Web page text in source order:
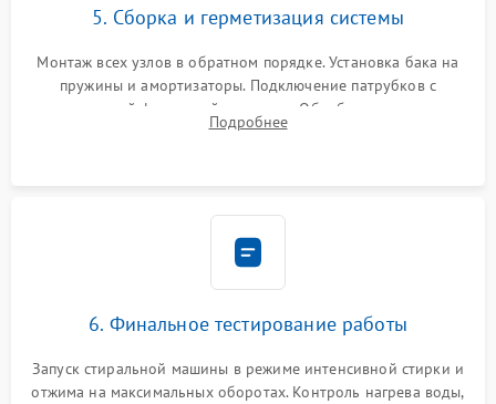
5. Сборка и герметизация системы
Монтаж всех узлов в обратном порядке. Установка бака на
пружины и амортизаторы. Подключение патрубков с
надежной фиксацией хомутами. Обработка стыков
герметиком для предотвращения возможных протечек воды.
Подробнее
6. Финальное тестирование работы
Запуск стиральной машины в режиме интенсивной стирки и
отжима на максимальных оборотах. Контроль нагрева воды,